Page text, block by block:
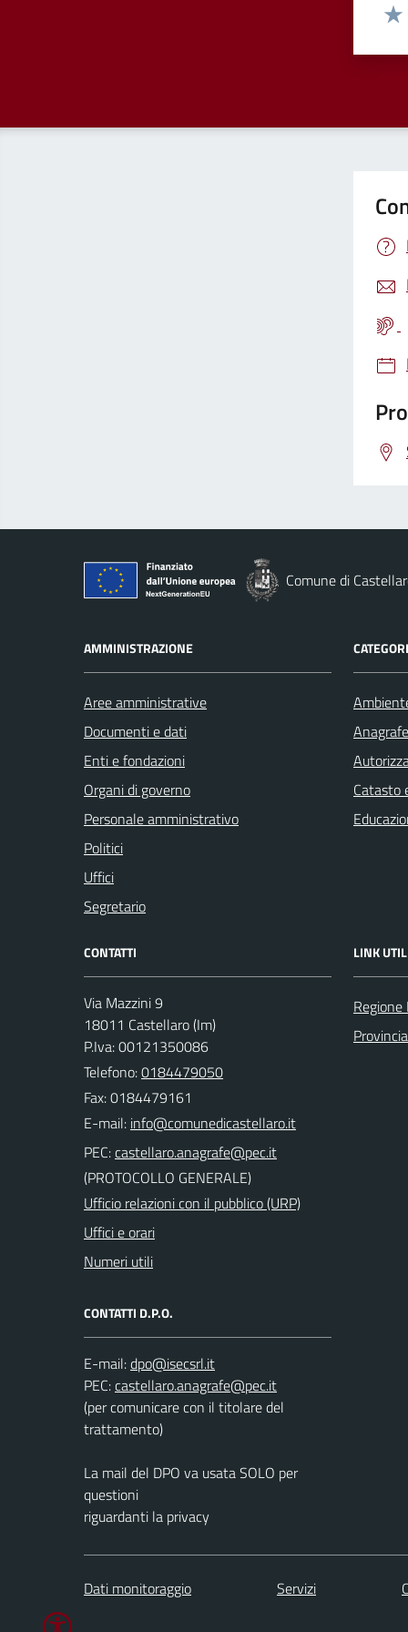
Comune di
AMMINISTRAZIONE
Aree amministrative
Documenti e dati
Enti e fondazioni
Organi di governo
Personale amministrativo
Politici
Uffici
Segretario
Catasto
CONTATTI
Via Mazzini 9
18011 Castellaro (Im)
P.Iva: 00121350086
Telefono:0184479050
Fax: 0184479161
E-mail:
PEC:
(PROTOCOLLO GENERALE)
Ufficio relazioni con il pubblico (URP)
Uffici e orari
Numeri utili
CONTATTI D.P.O.
E-mail:
PEC:
(per comunicare con il titolare del
trattamento)
La mail del DPO va usata SOLO per
questioni
riguardanti la privacy
LINK
Regione
Dati monitoraggio Servizi